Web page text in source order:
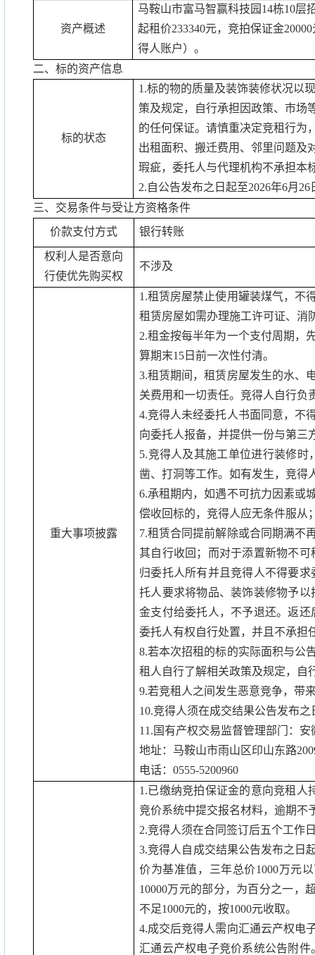
资产概述
马鞍山市富马智赢科技园 14栋10层
起租价233340元，竞拍保证金20000
得人账户）。
二、标的资产信息
标的状态
1.标的物的质量及装饰装修状况以
策及规定，自行承担因政策、市场
的任何保证。请慎重决定竞租行为
出租面积、搬迁费用、邻里问题及
瑕疵，委托人与代理机构不承担本
2.自公告发布之日起至2026年6月 26
三、交易条件与受让方资格条件
价款支付方式
银行转账
权利人是否意向
行使优先购买权
不涉及
重大事项披露
1.租赁房屋禁止使用罐装煤气，不
租赁房屋如需办理施工许可证、消
2.租金按每半年为一个支付周期，
算期末15 日前一次性付清。
3.租赁期间，租赁房屋发生的水、
关费用和一切责任。竞得人自行负
4.竞得人未经委托人书面同意，不
向委托人报备，并提供一份与第三
5.竞得人及其施工单位进行装修时
凿、打洞等工作。如有发生，竞得
6.承租期内，如遇不可抗力因素或
偿收回标的，竞得人应无条件服从
7.租赁合同提前解除或合同期满不
其自行收回；而对于添置新物不
归委托人所有并且竞得人不得要
托人要求将物品、装饰装修物予
金支付给委托人，不予退还。返
委托人有权自行处置，并且不承担
8.若本次招租的标的实际面积与公
租人自行了解相关政策及规定，自
9.若竞租人之间发生恶意竞争，带
10.竞得人须在成交结果公告发布之
11. 国有产权交易监督管理部门：
地址：马鞍山市雨山区印山东路
电话：0555-5200960
1.已缴纳竞拍保证金的意向竞租人
竞价系统中提交报名材料，逾期不
2.竞得人须在合同签订后五个工作
3.竞得人自成交结果公告发布之日
价为基准值，三年总价1000万元
10000万元的部分，为百分之一，
不足1000元的，按1000元收取。
4.成交后竞得人需向汇通云产权电
汇通云产权电子竞价系统公告附